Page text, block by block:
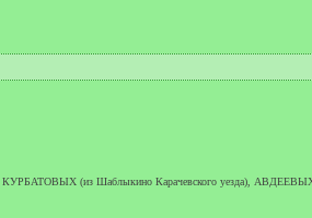
(из Шаблыкино Карачевского уезда), АВДЕЕВЫХ